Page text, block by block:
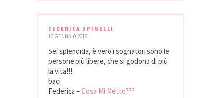
FEDERICA SPINELLI
13 GENNAIO 2016
Sei splendida, è vero i sognatori sono le
persone più libere, che si godono di più
la vita!!!
baci
Federica –Cosa Mi Metto???